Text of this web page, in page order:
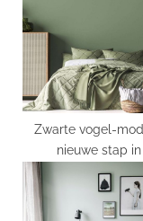
Zwarte vogel-
nieuwe stap
technologie van
drones